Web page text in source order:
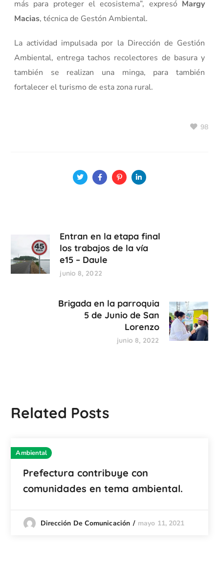
más para proteger el ecosistema”, expresó Margy
Macias, técnica de Gestón Ambiental.
La actividad impulsada por la Dirección de Gestión
Ambiental, entrega tachos recolectores de basura y
también se realizan una minga, para también
fortalecer el turismo de esta zona rural.
98
Entran en la etapa final
los trabajos de la vía
e15 – Daule
junio 8, 2022
Brigada en la parroquia
5 de Junio de San
Lorenzo
junio 8, 2022
Related Posts
Ambiental
Prefectura contribuye con
comunidades en tema ambiental.
Dirección De Comunicación mayo 11, 2021